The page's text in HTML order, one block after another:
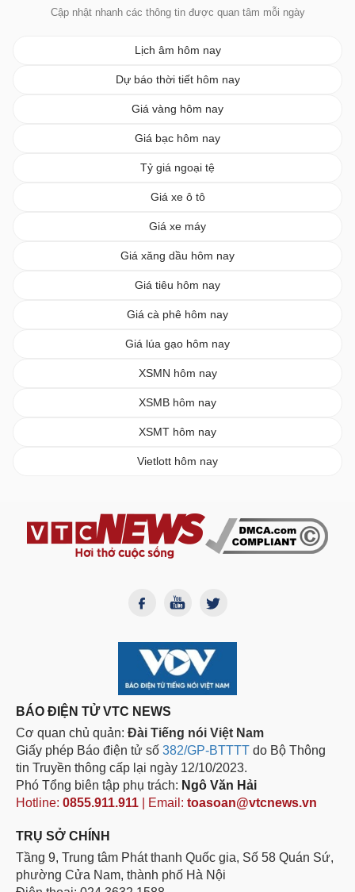
Cập nhật nhanh các thông tin được quan tâm mỗi ngày
Lịch âm hôm nay
Dự báo thời tiết hôm nay
Giá vàng hôm nay
Giá bạc hôm nay
Tỷ giá ngoại tệ
Giá xe ô tô
Giá xe máy
Giá xăng dầu hôm nay
Giá tiêu hôm nay
Giá cà phê hôm nay
Giá lúa gạo hôm nay
XSMN hôm nay
XSMB hôm nay
XSMT hôm nay
Vietlott hôm nay
BÁO ĐIỆN TỬ VTC NEWS
Cơ quan chủ quản: Đài Tiếng nói Việt Nam
Giấy phép Báo điện tử số 382/GP-BTTTT do Bộ Thông
tin Truyền thông cấp lại ngày 12/10/2023.
Phó Tổng biên tập phụ trách: Ngô Văn Hải
Hotline: 0855.911.911 | Email: toasoan@vtcnews.vn
TRỤ SỞ CHÍNH
Tầng 9, Trung tâm Phát thanh Quốc gia, Số 58 Quán Sứ,
phường Cửa Nam, thành phố Hà Nội